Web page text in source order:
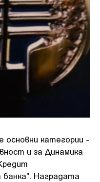
основни категории -
и за Динамика
Наградата